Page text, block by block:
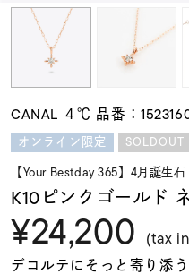
誕生石
モチーフ
石の色
ファッションテイス
ト
着用シーン
CANAL ４℃ 品番：
オンライン限定
SOLDOUT
【Your Bestday 365】4月誕生石
K10ピンクゴールド
¥24,200 (tax
デコルテにそっと寄り添